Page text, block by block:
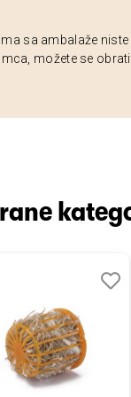
sa ambalaže niste
možete se